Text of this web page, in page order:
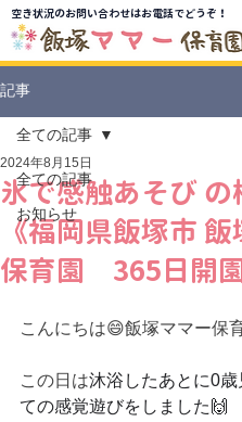
空き状況のお問い合わせはお電話でどうぞ！
記事
全ての記事
お知らせ
全ての記事
氷で感触あそび
《福岡県飯塚市
保育園 365日開園
2024年8月15日
こんにちは😄飯塚ママー保
この日は沐浴したあとに0歳
ての感覚遊びをしました🙌